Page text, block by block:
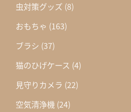
虫対策グッズ (8)
おもちゃ (163)
ブラシ (37)
猫のひげケース (4)
見守りカメラ (22)
空気清浄機 (24)